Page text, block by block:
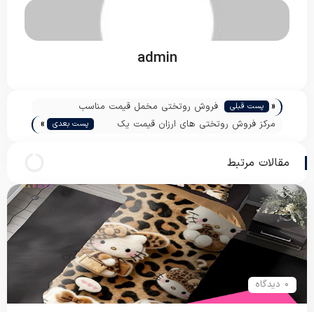
admin
« پست قبلی
فروش روتختی مخمل قیمت مناسب
مرکز فروش روتختی های ارزان قیمت یک
پست بعدی »
مقالات مرتبط
0 دیدگاه